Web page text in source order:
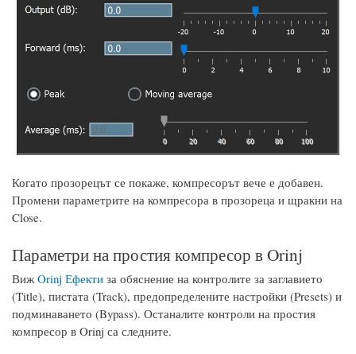
Когато прозорецът се покаже, компресорът вече е добавен.
Промени параметрите на компресора в прозореца и щракни на
Close.
Параметри на простия компресор в Orinj
ВижOrinj Ефекти за обяснение на контролите за заглавието
(Title), пистата (Track), предопределените настройки (Presets) и
подминаването (Bypass). Останалите контроли на простия
компресор в Orinj са следните.